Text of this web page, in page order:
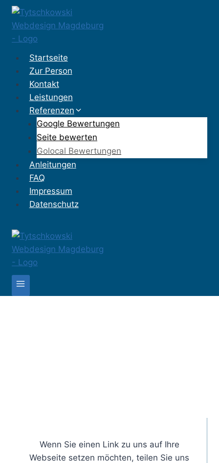
Zum
Inhalt
springen
Startseite
Zur Person
Kontakt
Leistungen
Referenzen
Google Bewertungen
Seite bewerten
Golocal Bewertungen
Anleitungen
FAQ
Impressum
Datenschutz
Wenn Sie einen Link zu uns auf Ihre
Webseite setzen möchten, teilen Sie uns